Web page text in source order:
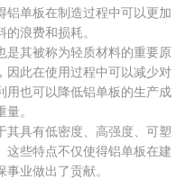
铝单板在制造过程中可以更加
浪费和损耗。
是其被称为轻质材料的重要原
因此在使用过程中可以减少对
用也可以降低铝单板的生产成
。
其具有低密度、高强度、可塑
这些特点不仅使得铝单板在建
业做出了贡献。